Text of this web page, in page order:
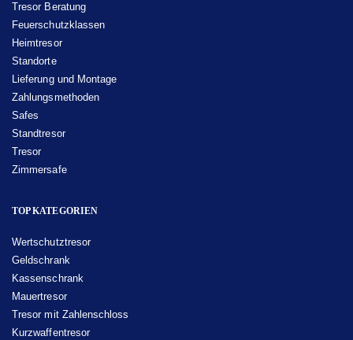
Tresor Beratung
Feuerschutzklassen
Heimtresor
Standorte
Lieferung und Montage
Zahlungsmethoden
Safes
Standtresor
Tresor
Zimmersafe
TOP KATEGORIEN
Wertschutztresor
Geldschrank
Kassenschrank
Mauertresor
Tresor mit Zahlenschloss
Kurzwaffentresor